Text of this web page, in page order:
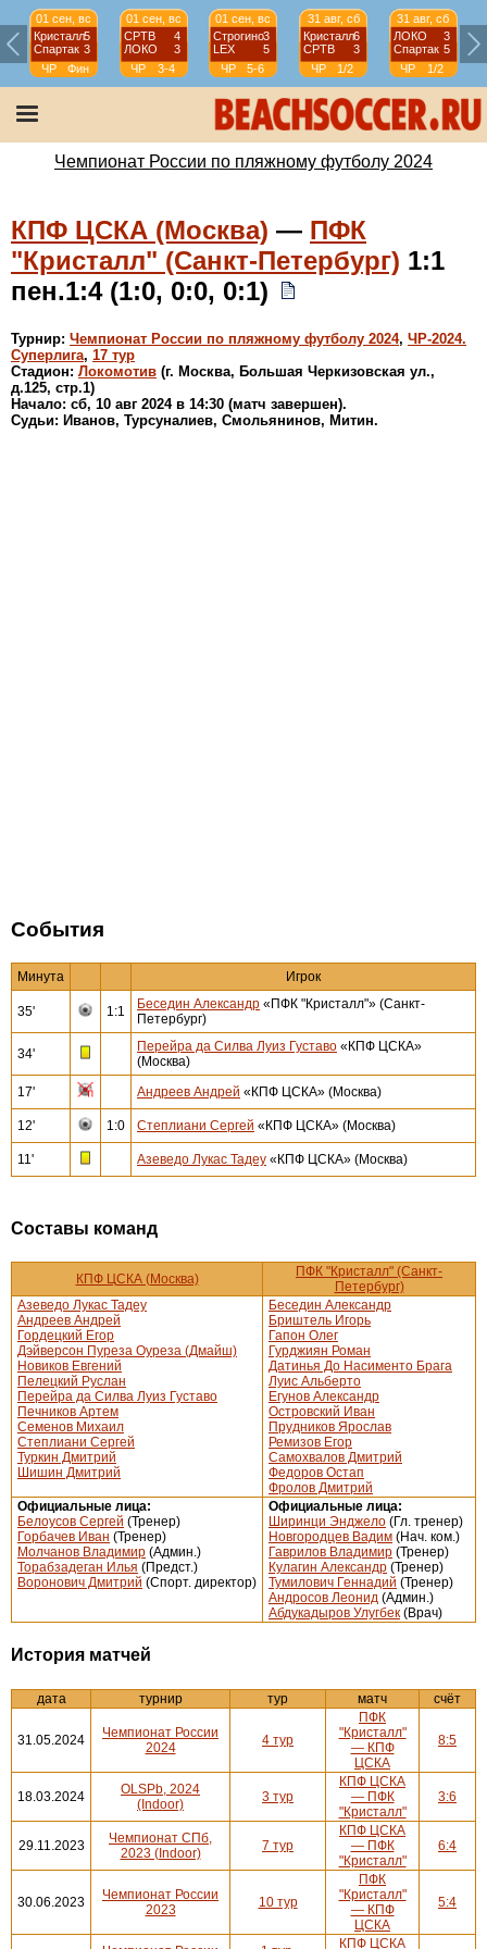
01 сен, вс
Кристалл5
Спартак 3
ЧР
Фин
01 сен, вс
СРТВ
4
ЛОКО
3
ЧР
3-4
01 сен, вс
Строгино3
LEX
5
ЧР
5-6
31 авг, сб
Кристалл6
СРТВ
3
ЧР
1/2
31 авг, сб
ЛОКО
3
Спартак 5
ЧР
1/2
Чемпионат России по пляжному футболу 2024
КПФ ЦСКА (Москва) — ПФК
"Кристалл" (Санкт-Петербург) 1:1
пен.1:4 (1:0, 0:0, 0:1)
Турнир: Чемпионат России по пляжному футболу 2024, ЧР-2024.
Суперлига, 17 тур
Стадион: Локомотив (г. Москва, Большая Черкизовская ул.,
д.125, стр.1)
Начало: сб, 10 авг 2024 в 14:30 (матч завершен).
Судьи: Иванов, Турсуналиев, Смольянинов, Митин.
События
Минута Игрок
35' 1:1 Беседин Александр «ПФК "Кристалл"» (Санкт-
Петербург)
34' Перейра да Силва Луиз Густаво «КПФ ЦСКА»
(Москва)
17'
Андреев Андрей «КПФ ЦСКА» (Москва)
12' 1:0 Степлиани Сергей «КПФ ЦСКА» (Москва)
11' Азеведо Лукас Тадеу «КПФ ЦСКА» (Москва)
Составы команд
КПФ ЦСКА (Москва)
ПФК "Кристалл" (Санкт-
Петербург)
Азеведо Лукас Тадеу
Андреев Андрей
Гордецкий Егор
Дэйверсон Пуреза Оуреза (Дмайш)
Новиков Евгений
Пелецкий Руслан
Перейра да Силва Луиз Густаво
Печников Артем
Семенов Михаил
Степлиани Сергей
Туркин Дмитрий
Шишин Дмитрий
Беседин Александр
Бриштель Игорь
Гапон Олег
Гурджиян Роман
Датинья До Насименто Брага
Луис Альберто
Егунов Александр
Островский Иван
Прудников Ярослав
Ремизов Егор
Самохвалов Дмитрий
Федоров Остап
Фролов Дмитрий
Официальные лица:
Белоусов Сергей (Тренер)
Горбачев Иван (Тренер)
Молчанов Владимир (Админ.)
Торабзадеган Илья (Предст.)
Воронович Дмитрий (Спорт. директор)
Официальные лица:
Ширинци Энджело (Гл. тренер)
Новгородцев Вадим (Нач. ком.)
Гаврилов Владимир (Тренер)
Кулагин Александр (Тренер)
Тумилович Геннадий (Тренер)
Андросов Леонид (Админ.)
Абдукадыров Улугбек (Врач)
История матчей
дата турнир тур матч счёт
31.05.2024
Чемпионат России
2024
4 тур
ПФК
"Кристалл"
— КПФ
ЦСКА
8:5
18.03.2024
OLSPb, 2024
(Indoor)
3 тур
КПФ ЦСКА
— ПФК
"Кристалл"
3:6
29.11.2023
Чемпионат СПб,
2023 (Indoor)
7 тур
КПФ ЦСКА
— ПФК
"Кристалл"
6:4
30.06.2023
Чемпионат России
2023
10 тур
ПФК
"Кристалл"
— КПФ
ЦСКА
5:4
КПФ ЦСКА